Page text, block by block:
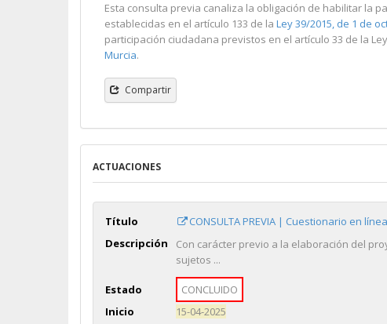
Esta consulta previa canaliza la obligación de habilitar la
establecidas en el artículo 133 de la Ley 39/2015, de 1 de
participación ciudadana previstos en el artículo 33 de la Ley
Murcia.
Compartir
ACTUACIONES
Título
CONSULTA PREVIA | Cuestionario en línea
Descripción
Con carácter previo a la elaboración del
sujetos ...
Estado
CONCLUIDO
Inicio
15-04-2025